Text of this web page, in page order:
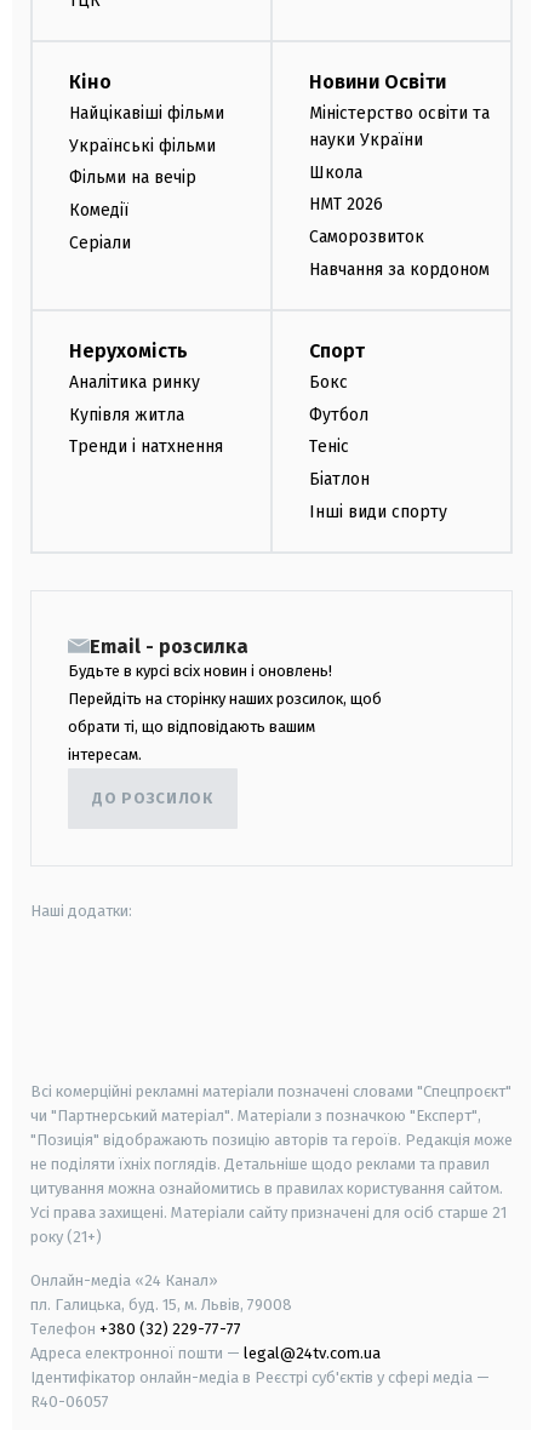
Кіно
Найцікавіші фільми
Українські фільми
Фільми на вечір
Комедії
Серіали
Новини Освіти
Міністерство освіти та
науки України
Школа
НМТ 2026
Саморозвиток
Навчання за кордоном
Нерухомість
Аналітика ринку
Купівля житла
Тренди і натхнення
Спорт
Бокс
Футбол
Теніс
Біатлон
Інші види спорту
Email - розсилка
Будьте в курсі всіх новин і оновлень!
Перейдіть на сторінку наших розсилок, щоб
обрати ті, що відповідають вашим
інтересам.
ДО РОЗСИЛОК
Наші додатки:
Всі комерційні рекламні матеріали позначені словами "Спецпроєкт"
чи "Партнерський матеріал". Матеріали з позначкою "Експерт",
"Позиція" відображають позицію авторів та героїв. Редакція може
не поділяти їхніх поглядів. Детальніше щодо реклами та правил
цитування можна ознайомитись в правилах користування сайтом.
Усі права захищені. Матеріали сайту призначені для осіб старше 21
року (21+)
Онлайн-медіа «24 Канал»
пл. Галицька, буд. 15, м. Львів, 79008
Телефон +380 (32) 229-77-77
Адреса електронної пошти — legal@24tv.com.ua
Ідентифікатор онлайн-медіа в Реєстрі суб'єктів у сфері медіа —
R40-06057